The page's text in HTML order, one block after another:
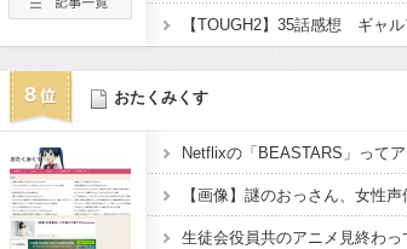
8 おたくみくす
Netflixの「BEASTARS」って
生徒会役員共のアニメ見終わっ